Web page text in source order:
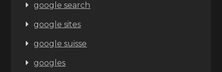
google search
google sites
google suisse
googles